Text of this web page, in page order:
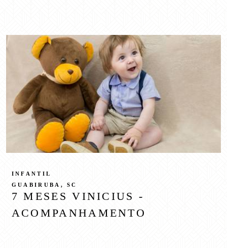
7 MESES VINICIUS -
ACOMPANHAMENTO
INFANTIL
GUABIRUBA, SC